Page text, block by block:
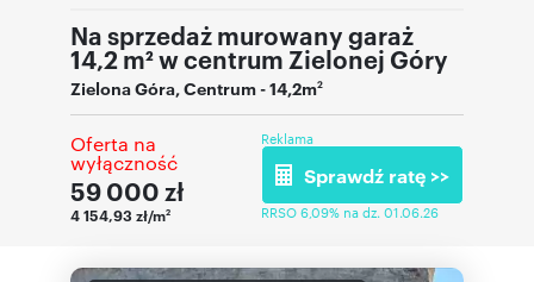
Na sprzedaż murowany garaż
14,2 m² w centrum Zielonej Góry
Zielona Góra,Centrum- 14,2m2
Oferta na
wyłączność
59 000 zł
4 154,93 zł/m2
Reklama
Sprawdź ratę >>
RRSO 6,09% na dz. 01.06.26